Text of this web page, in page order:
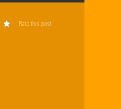
Rate this post